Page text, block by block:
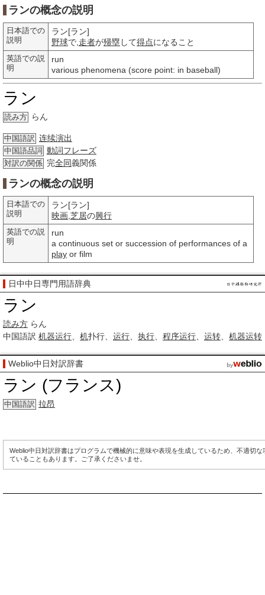
ランの概念の説明
日本語での
説明
ラン[ラン]
野球で, 走者が帰塁 して得点になること
英語での説
明
run
various phenomena (score point: in baseball)
ラン
読み方 らん
中国語訳 连续演出
中国語品詞 動詞フレーズ
対訳の関係 完全同義関係
ランの概念の説明
日本語での
説明
ラン[ラン]
映画 芝居の興行
英語での説
明
run
a continuous set or succession of performances of a
play or film
日中中日専門用語辞典
ラン
読み方 らん
中国語訳 机器运行 机扑行、 运行 执行 程序运行 运转 机器运转
Weblio中日対訳辞書
ラン (フランス)
中国語訳 拉昂
Weblio中日対訳辞書はプログラムで機械的に意味や表現を生成しているため、不適切な
ていることもあります。ご了承くださいませ。